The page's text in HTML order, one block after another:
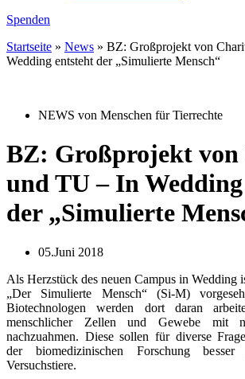
Spenden
Startseite » News » BZ: Großprojekt von
Wedding entsteht der „Simulierte Mensch“
NEWS von Menschen für Tierrechte
BZ: Großprojekt
und TU – In
der „Simulierte
05.Juni 2018
Als Herzstück des neuen Campus in Wedding
„Der Simulierte Mensch“ (Si-M)
Biotechnologen werden dort daran
menschlicher Zellen und Gewebe mit
nachzuahmen. Diese sollen für diverse
der biomedizinischen Forschung
Versuchstiere.